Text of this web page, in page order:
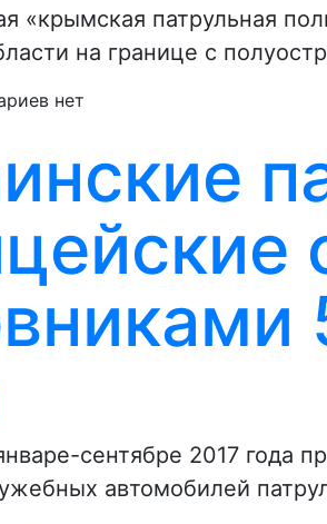
«крымская патрульная
на границе с
нет
сентябре 2017 года
автомобилей